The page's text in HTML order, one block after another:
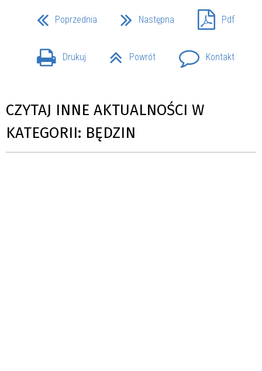
Poprzednia Następna Pdf
Drukuj Powrót Kontakt
CZYTAJ INNE AKTUALNOŚCI W
KATEGORII: BĘDZIN